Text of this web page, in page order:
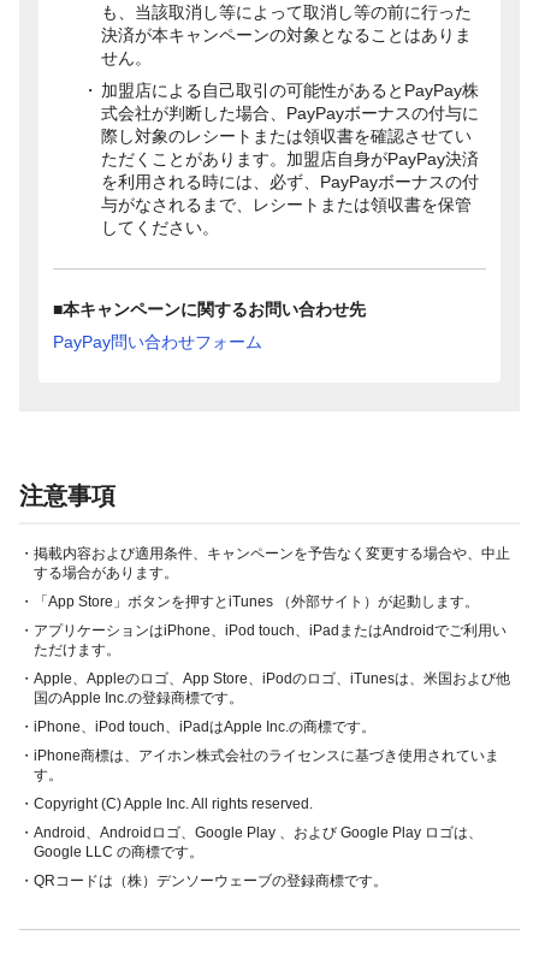
も、当該取消し等によって取消し等の前に行った
決済が本キャンペーンの対象となることはありま
せん。
加盟店による自己取引の可能性があるとPayPay株
式会社が判断した場合、PayPayボーナスの付与に
際し対象のレシートまたは領収書を確認させてい
ただくことがあります。加盟店自身がPayPay決済
を利用される時には、必ず、PayPayボーナスの付
与がなされるまで、レシートまたは領収書を保管
してください。
■本キャンペーンに関するお問い合わせ先
PayPay問い合わせフォーム
注意事項
・掲載内容および適用条件、キャンペーンを予告なく変更する場合や、中止
する場合があります。
・「App Store」ボタンを押すとiTunes （外部サイト）が起動します。
・アプリケーションはiPhone、iPod touch、iPadまたはAndroidでご利用い
ただけます。
・Apple、Appleのロゴ、App Store、iPodのロゴ、iTunesは、米国および他
国のApple Inc.の登録商標です。
・iPhone、iPod touch、iPadはApple Inc.の商標です。
・iPhone商標は、アイホン株式会社のライセンスに基づき使用されていま
す。
・Copyright (C) Apple Inc. All rights reserved.
・Android、Androidロゴ、Google Play 、および Google Play ロゴは、
Google LLC の商標です。
・QRコードは（株）デンソーウェーブの登録商標です。